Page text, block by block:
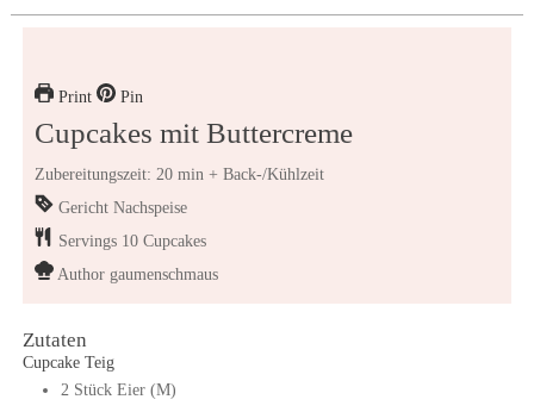
Print Pin
Cupcakes mit Buttercreme
Zubereitungszeit: 20 min + Back-/Kühlzeit
Gericht Nachspeise
Servings 10 Cupcakes
Author gaumenschmaus
Zutaten
Cupcake Teig
2 Stück Eier (M)